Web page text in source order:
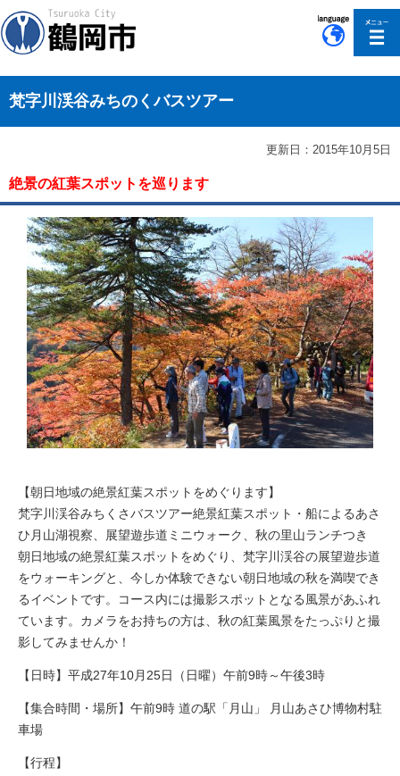
梵字川渓谷みちのくバスツアー
更新日：2015年10月5日
絶景の紅葉スポットを巡ります
【朝日地域の絶景紅葉スポットをめぐります】
梵字川渓谷みちくさバスツアー絶景紅葉スポット・船によるあさ
ひ月山湖視察、展望遊歩道ミニウォーク、秋の里山ランチつき
朝日地域の絶景紅葉スポットをめぐり、梵字川渓谷の展望遊歩道
をウォーキングと、今しか体験できない朝日地域の秋を満喫でき
るイベントです。コース内には撮影スポットとなる風景があふれ
ています。カメラをお持ちの方は、秋の紅葉風景をたっぷりと撮
影してみませんか！
【日時】平成27年10月25日（日曜）午前9時～午後3時
【集合時間・場所】午前9時 道の駅「月山」 月山あさひ博物村駐
車場
【行程】